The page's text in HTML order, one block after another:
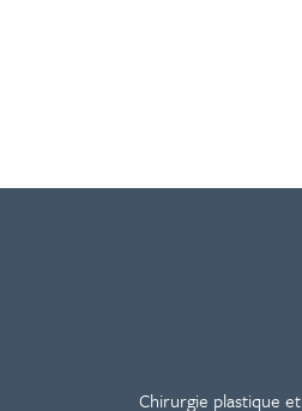
Chirurgie plastique et